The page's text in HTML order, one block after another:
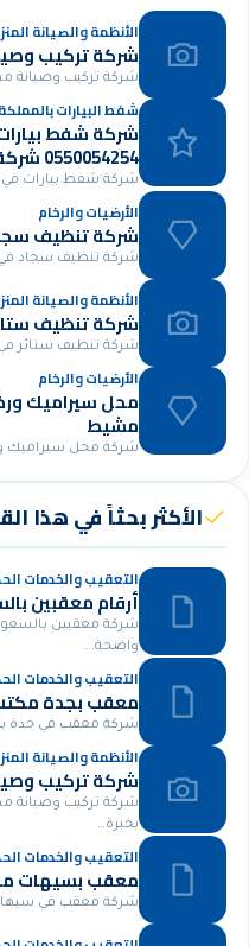
الأنظمة والصيانة
شركة تركيب
شركة تركيب وصيانة
شفط البيارات بالمملكة
مميزة 30%
شركة شفط بيارات
الأرضيات والرخام
شركة تنظيف
شركة تنظيف سجاد في
الأنظمة والصيانة
شركة تنظيف
شركة تنظيف ستائر
الأرضيات والرخام
محل سيراميك
مشيط
شركة محل سيراميك
الأكثر بحثاً في هذا
التعقيب والخدمات
أرقام معقبين
شركة معقبين
واضحة.…
التعقيب والخدمات
معقب بجدة
شركة معقب في جدة
الأنظمة والصيانة
شركة تركيب
شركة تركيب وصيانة
بخبرة…
التعقيب والخدمات
معقب بسيهات
شركة معقب في